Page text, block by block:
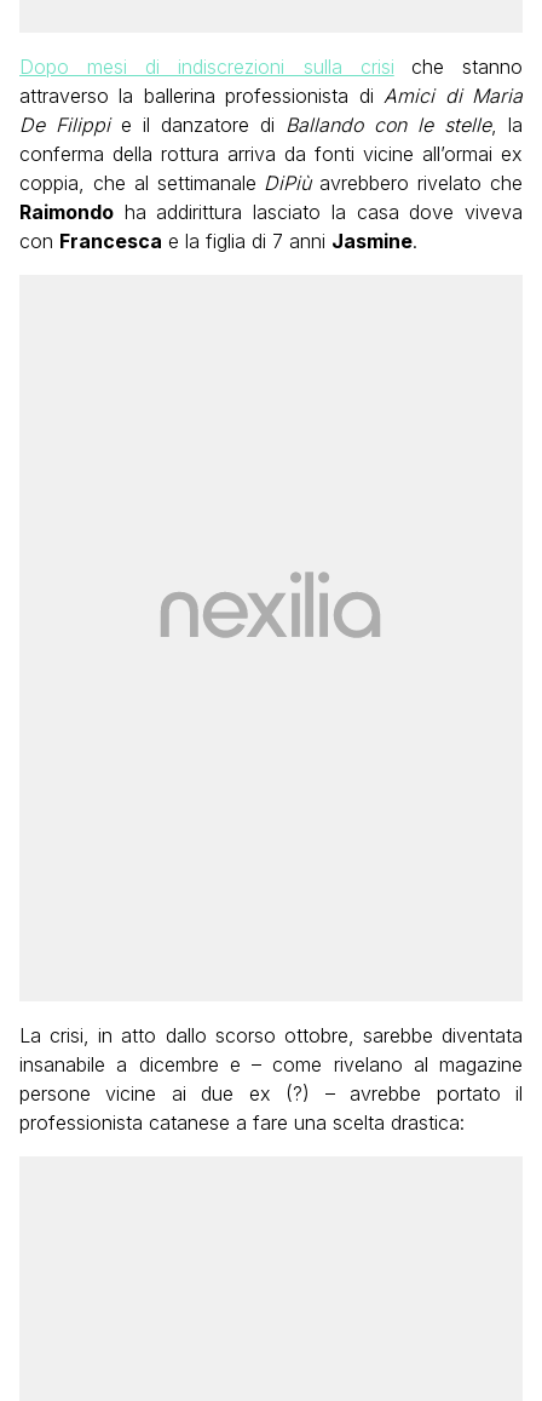
Dopo mesi di indiscrezioni sulla crisi
che stanno
attraverso la ballerina professionista diAmici di Maria
De Filippie il danzatore di Ballando con le stelle, la
conferma della rottura arriva da fonti vicine all’ormai ex
coppia, che al settimanale DiPiùavrebbero rivelato che
Raimondo ha addirittura lasciato la casa dove viveva
con Francesca e la figlia di 7 anni Jasmine.
La crisi, in atto dallo scorso ottobre, sarebbe diventata
insanabile a dicembre e – come rivelano al magazine
persone vicine ai due ex (?) – avrebbe portato il
professionista catanese a fare una scelta drastica: